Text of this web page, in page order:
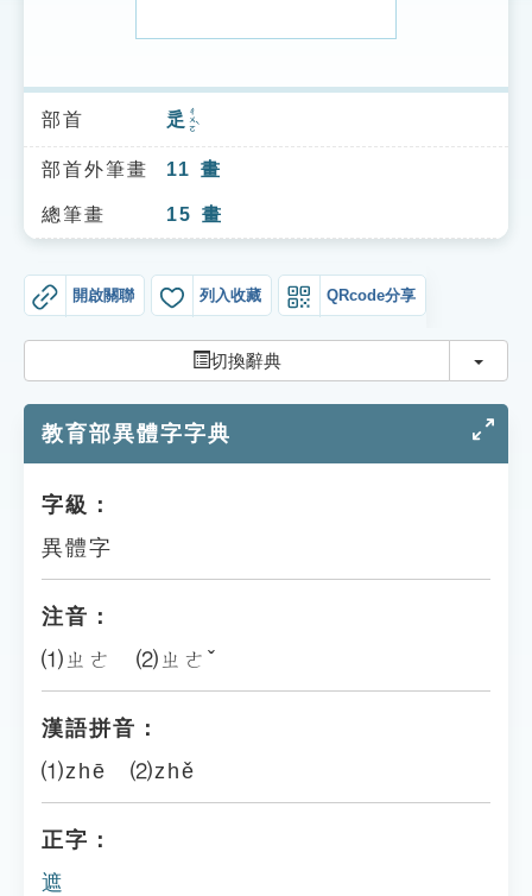
索引選單
知識索引
單字索引
遊戲專區
教學應用
貓頭鷹博士
部首 辵 ㄔㄨㄛˋ
部首外筆畫 11 畫
總筆畫 15 畫
開啟關聯 列入收藏 QRcode分享
切換辭典 切換
教育部異體字字典
字級：
異體字
注音：
⑴ㄓㄜ ⑵ㄓㄜˇ
漢語拼音：
⑴zhē ⑵zhě
正字：
遮